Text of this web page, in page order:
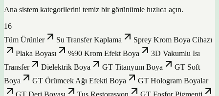
Ana sistem kategorilerini temiz bir görünümle hızlıca açın.
16
Tüm Ürünler
Su Transfer Kaplama
Sprey Krom Boya Cihazı
Plaka Boyası
%90 Krom Efekt Boya
3D Vakumlu Isı
Transfer
Dielektrik Boya GT Titanyum Boya
GT Soft
Boya
GT Örümcek Ağı Efekti Boya
GT Hologram Boyalar
GT Deri Boyası
Tuş Restorasyon
GT Fosfor Pigmenti